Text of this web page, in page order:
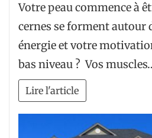
Votre peau commence à
cernes se forment autour
énergie et votre
bas niveau ? Vos
Lire l'article